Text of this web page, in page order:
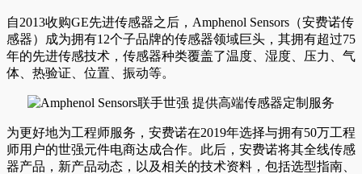
自2013收购GE先进传感器之后，Amphenol Sensors（安费诺传
感器）成为拥有12个子品牌的传感器领域巨头，其拥有超过75
年的先进传感技术，传感器种类覆盖了温度、湿度、压力、气
体、热验证、位置、振动等。
为更好地为工程师服务，安费诺在2019年选择与拥有50万工程
师用户的世强元件电商达成合作。此后，安费诺将其全线传感
器产品，新产品动态，以及相关的技术资料，包括选型指南、